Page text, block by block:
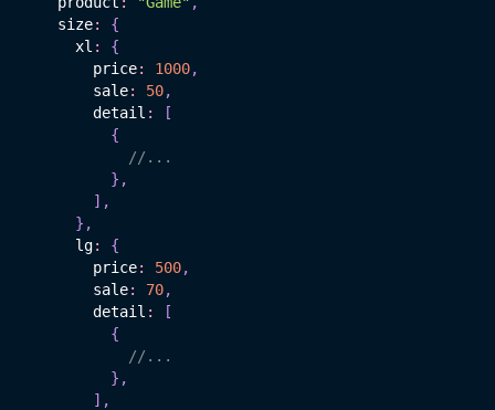
    size
:
{
      xl
:
{
        price
: 1000,
        sale
: 50,
        detail
:
[
{
//...
} ,
] ,
} ,
      lg
:
{
        price
: 500,
        sale
: 70,
        detail
:
[
{
//...
} ,
] ,